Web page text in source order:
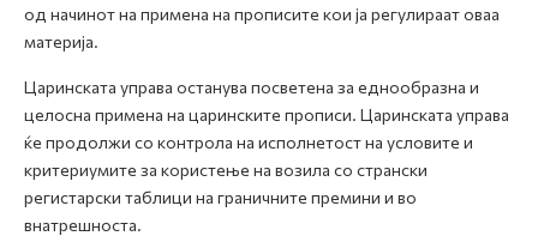
од начинот на примена на прописите кои ја регулираат оваа
материја.
Царинската управа останува посветена за еднообразна и
целосна примена на царинските прописи. Царинската управа
ќе продолжи со контрола на исполнетост на условите и
критериумите за користење на возила со странски
регистарски таблици на граничните премини и во
внатрешноста.